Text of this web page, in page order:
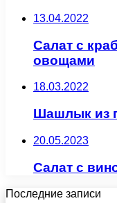
13.04.2022
Салат с
овощами
18.03.2022
Шашлык из
20.05.2023
Салат с
Последние записи